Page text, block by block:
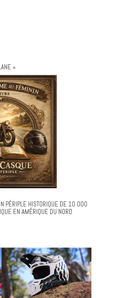
»
PÉRIPLE HISTORIQUE DE 10 000
EN AMÉRIQUE DU NORD